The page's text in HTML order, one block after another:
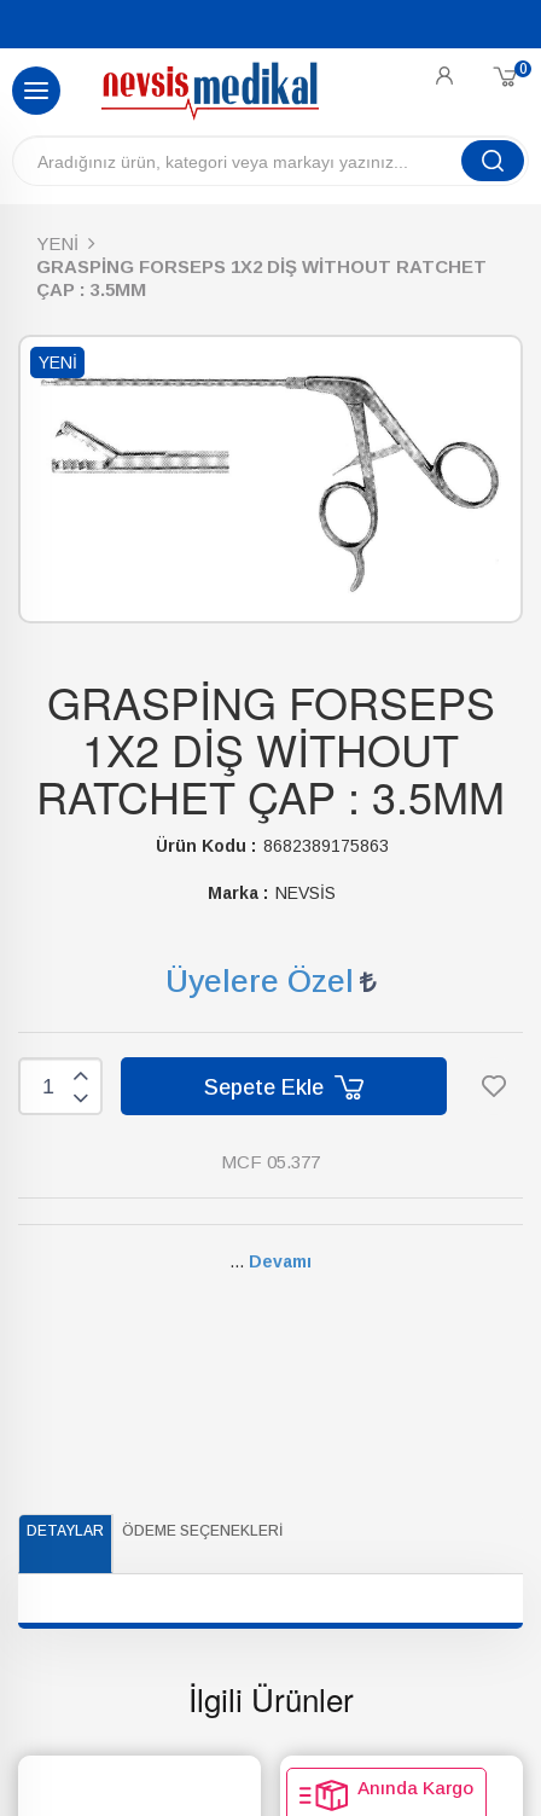
0
YENİ
GRASPİNG FORSEPS 1X2 DİŞ WİTHOUT RATCHET
ÇAP : 3.5MM
YENI
GRASPİNG FORSEPS
1X2 DİŞ WİTHOUT
RATCHET ÇAP : 3.5MM
Ürün Kodu : 8682389175863
Marka : NEVSİS
Üyelere Özel
Sepete Ekle
MCF 05.377
... Devamı
DETAYLAR ÖDEME SEÇENEKLERI
İlgili Ürünler
Anında Kargo